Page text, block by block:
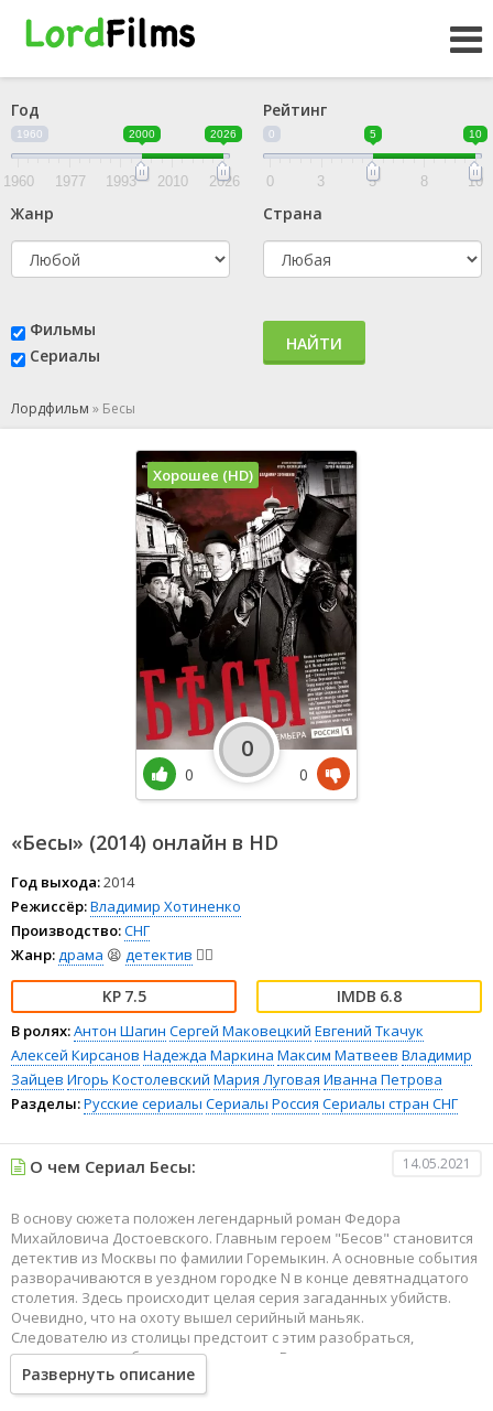
Год
1960 2000 2026
1960 1977 1993 2010 2026
Рейтинг
0 5 10
0 3 5 8 10
Жанр Страна
Фильмы
Сериалы
НАЙТИ
Лордфильм » Бесы
«Бесы» (2014) онлайн в HD
Год выхода:2014
Режиссёр:Владимир Хотиненко
Производство:СНГ
Жанр:драма 😫 детектив 🕵️‍♂️
7.5 6.8
В ролях:Антон Шагин Сергей Маковецкий Евгений Ткачук
Алексей Кирсанов Надежда Маркина Максим Матвеев Владимир
Зайцев Игорь Костолевский Мария Луговая Иванна Петрова
Разделы:Русские сериалы Сериалы Россия Сериалы стран СНГ
Хорошее (HD)
0
0
0
О чем Сериал Бесы: 14.05.2021
В основу сюжета положен легендарный роман Федора
Михайловича Достоевского. Главным героем "Бесов" становится
детектив из Москвы по фамилии Горемыкин. А основные события
разворачиваются в уездном городке N в конце девятнадцатого
столетия. Здесь происходит целая серия загаданных убийств.
Очевидно, что на охоту вышел серийный маньяк.
Следователю из столицы предстоит с этим разобраться,
желательно чем быстрее, тем лучше. В ходе расследования он
выясняет, что Петр Верховенский стоит у руля революционного
кружка. Он хочет привлечь к нему еще одного почтенного
Развернуть описание